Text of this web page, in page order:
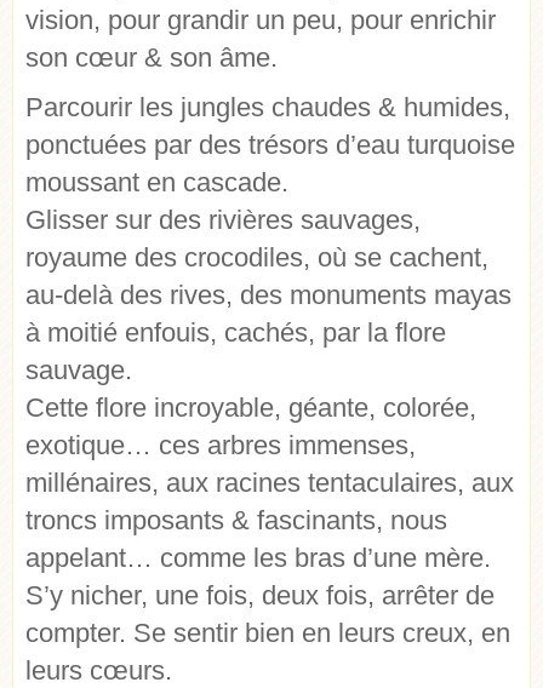
vision, pour grandir un peu, pour enrichir
son cœur & son âme.
Parcourir les jungles chaudes & humides,
ponctuées par des trésors d’eau turquoise
moussant en cascade.
Glisser sur des rivières sauvages,
royaume des crocodiles, où se cachent,
au-delà des rives, des monuments mayas
à moitié enfouis, cachés, par la flore
sauvage.
Cette flore incroyable, géante, colorée,
exotique… ces arbres immenses,
millénaires, aux racines tentaculaires, aux
troncs imposants & fascinants, nous
appelant… comme les bras d’une mère.
S’y nicher, une fois, deux fois, arrêter de
compter. Se sentir bien en leurs creux, en
leurs cœurs.